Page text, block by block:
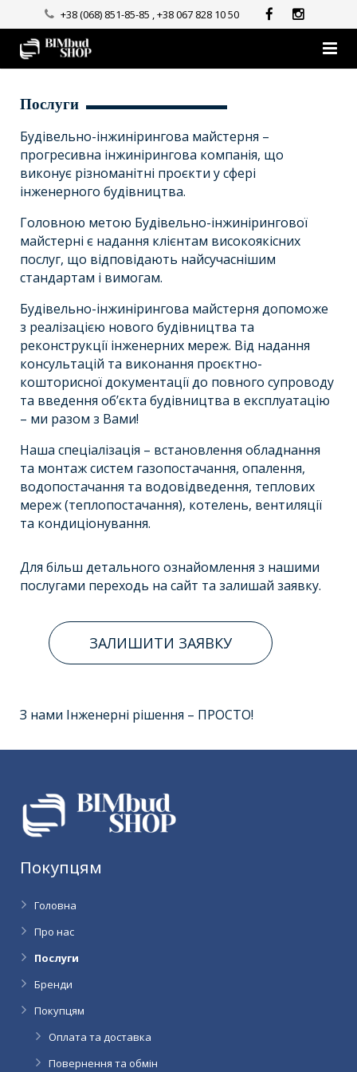
+38 (068) 851-85-85 ,+38 067 828 10 50
Послуги
Бренди
Покупцям
Оплата та доставка
Повернення та обмін
FAQ
Публічна оферта
Контакти
Послуги
Будівельно-інжинірингова майстерня –
прогресивна інжинірингова компанія, що
виконує різноманітні проєкти у сфері
інженерного будівництва.
Головною метою Будівельно-інжинірингової
майстерні є надання клієнтам високоякісних
послуг, що відповідають найсучаснішим
стандартам і вимогам.
Будівельно-інжинірингова майстерня допоможе
з реалізацією нового будівництва та
реконструкції інженерних мереж. Від надання
консультацій та виконання проєктно-
кошторисної документації до повного супроводу
та введення об’єкта будівництва в експлуатацію
– ми разом з Вами!
Наша спеціалізація – встановлення обладнання
та монтаж систем газопостачання, опалення,
водопостачання та водовідведення, теплових
мереж (теплопостачання), котелень, вентиляції
та кондиціонування.
Для більш детального ознайомлення з нашими
послугами переходь на сайт та залишай заявку.
ЗАЛИШИТИ ЗАЯВКУ
З нами Інженерні рішення – ПРОСТО!
Покупцям
Головна
Про нас
Послуги
Бренди
Покупцям
Оплата та доставка
Повернення та обмін